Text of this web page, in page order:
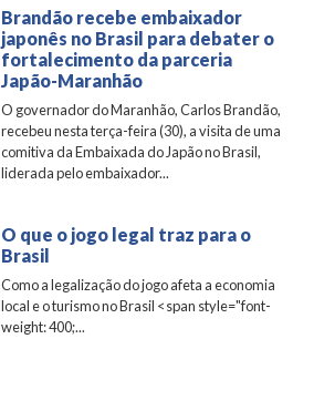
Brandão recebe embaixador
japonês no Brasil para debater o
fortalecimento da parceria
Japão-Maranhão
O governador do Maranhão, Carlos Brandão,
recebeu nesta terça-feira (30), a visita de uma
comitiva da Embaixada do Japão no Brasil,
liderada pelo embaixador...
O que o jogo legal traz para o
Brasil
Como a legalização do jogo afeta a economia
local e o turismo no Brasil <span style="font-
weight: 400;...